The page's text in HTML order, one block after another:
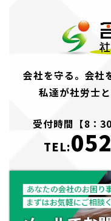
会社を守る。会社
私達が社労士
受付時間【8：
TEL: